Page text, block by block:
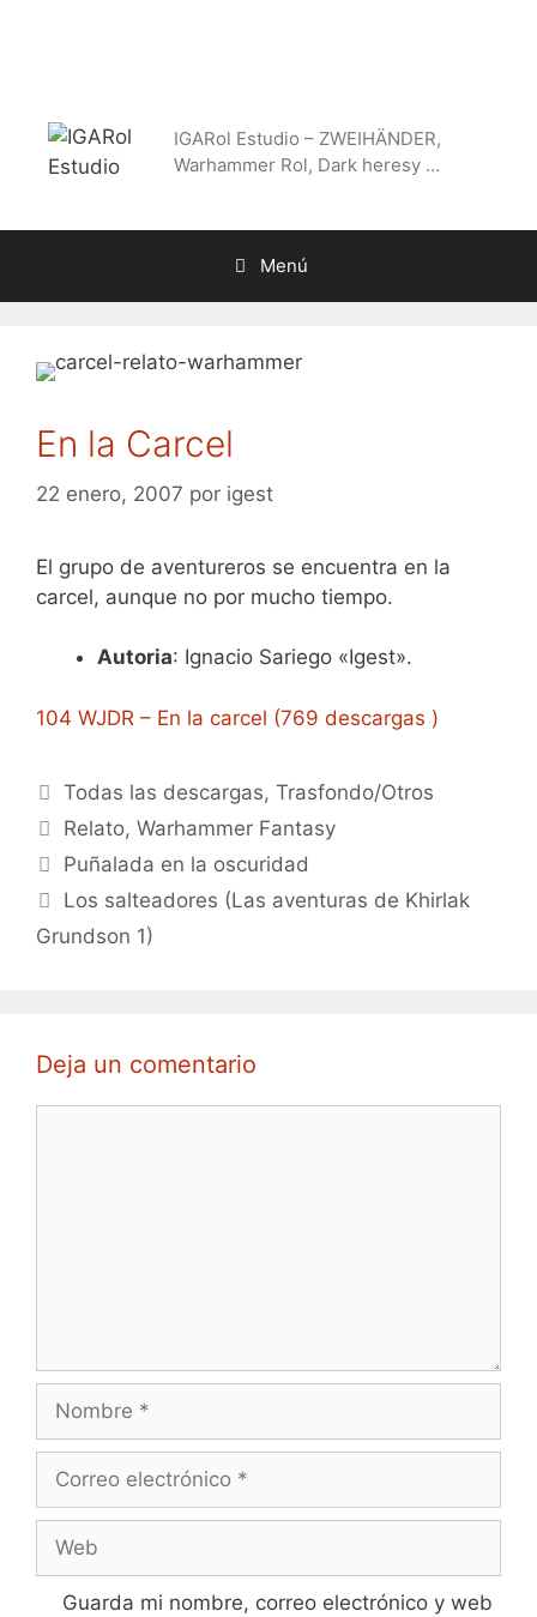
IGARol Estudio – ZWEIHÄNDER,
Warhammer Rol, Dark heresy …
Menú
En la Carcel
22 enero, 2007 por igest
El grupo de aventureros se encuentra en la
carcel, aunque no por mucho tiempo.
Autoria: Ignacio Sariego «Igest».
104 WJDR – En la carcel (769 descargas )
Categorías
Todas las descargas,Trasfondo/Otros
Etiquetas
Relato,Warhammer Fantasy
Puñalada en la oscuridad
Los salteadores (Las aventuras de Khirlak
Grundson 1)
Deja un comentario
electrónico
Guarda mi nombre, correo electrónico y web